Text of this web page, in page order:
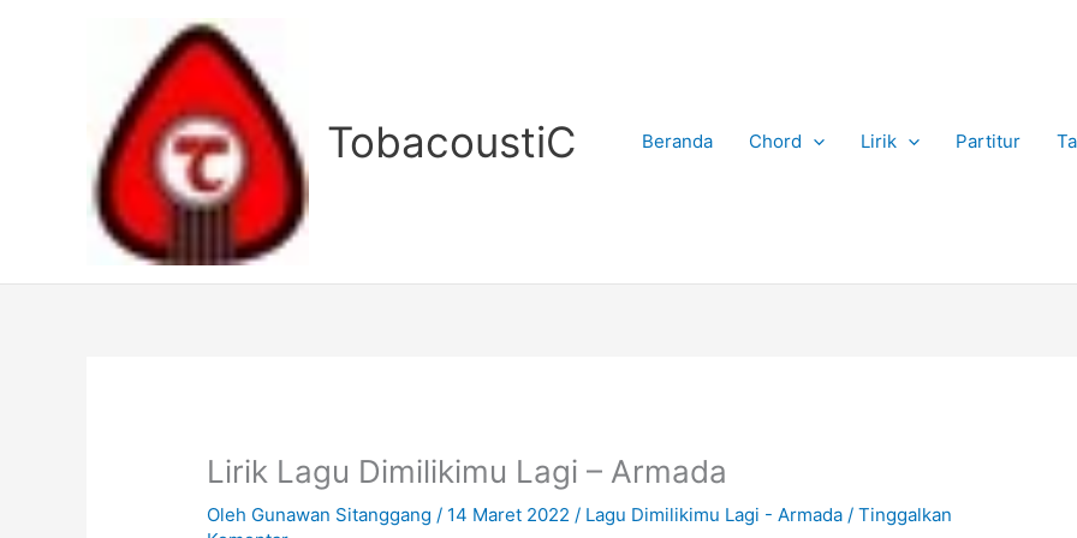
TobacoustiC Beranda Chord Lirik Partitur
Lirik Lagu Dimilikimu Lagi – Armada
Oleh Gunawan Sitanggang / 14 Maret 2022 / Lagu Dimilikimu Lagi - Armada /Tinggalkan